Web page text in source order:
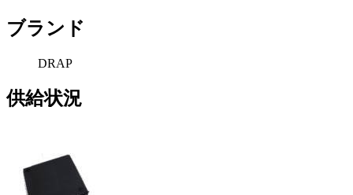
ブランド
DRAP
供給状況